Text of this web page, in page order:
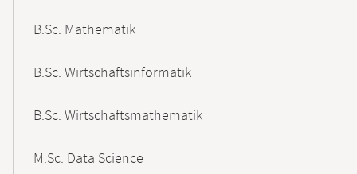
B.Sc. Mathematik
B.Sc. Wirtschaftsinformatik
B.Sc. Wirtschaftsmathematik
M.Sc. Data Science